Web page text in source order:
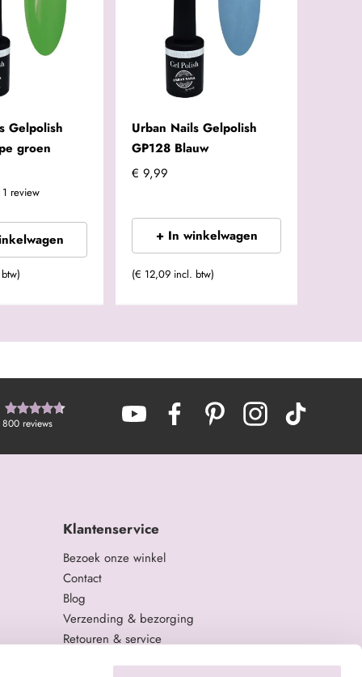
Gelpolish
groen
1 review
Urban Nails Gelpolish
GP128 Blauw
€ 9,99
+ In winkelwagen
(€ 12,09 incl. btw)
800 reviews
Klantenservice
Bezoek onze winkel
Contact
Blog
Verzending & bezorging
Retouren & service